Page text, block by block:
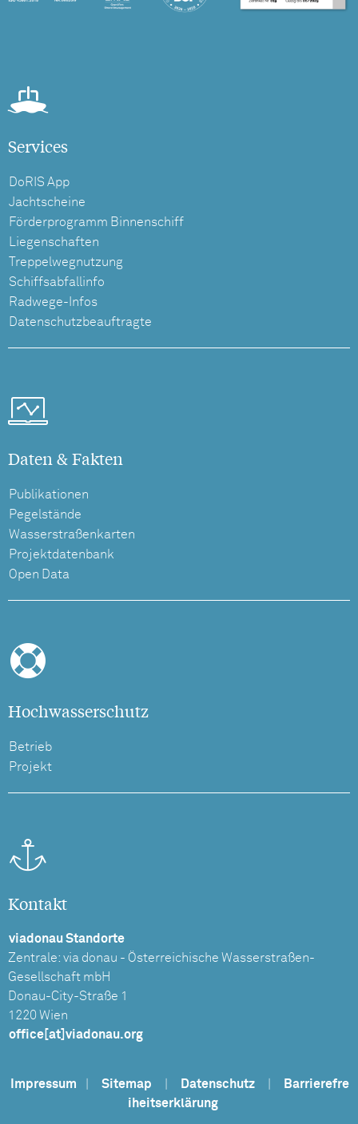
Services
DoRIS App
Jachtscheine
Förderprogramm Binnenschiff
Liegenschaften
Treppelwegnutzung
Schiffsabfallinfo
Radwege-Infos
Datenschutzbeauftragte
Daten & Fakten
Publikationen
Pegelstände
Wasserstraßenkarten
Projektdatenbank
Open Data
Hochwasserschutz
Betrieb
Projekt
Kontakt
viadonau Standorte
Zentrale: via donau - Österreichische Wasserstraßen-
Gesellschaft mbH
Donau-City-Straße 1
1220 Wien
office[at]viadonau.org
Impressum Sitemap Datenschutz
Barrierefre
iheitserklärung